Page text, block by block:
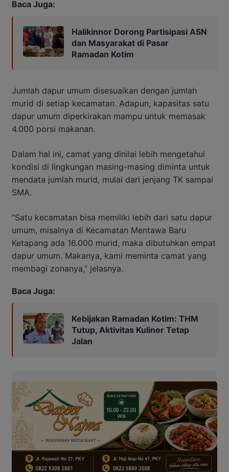
Baca Juga:
Halikinnor Dorong Partisipasi ASN
dan Masyarakat di Pasar
Ramadan Kotim
Jumlah dapur umum disesuaikan dengan jumlah
murid di setiap kecamatan. Adapun, kapasitas satu
dapur umum diperkirakan mampu untuk memasak
4.000 porsi makanan.
Dalam hal ini, camat yang dinilai lebih mengetahui
kondisi di lingkungan masing-masing diminta untuk
mendata jumlah murid, mulai dari jenjang TK sampai
SMA.
“Satu kecamatan bisa memiliki lebih dari satu dapur
umum, misalnya di Kecamatan Mentawa Baru
Ketapang ada 16.000 murid, maka dibutuhkan empat
dapur umum. Makanya, kami meminta camat yang
membagi zonanya,” jelasnya.
Baca Juga:
Kebijakan Ramadan Kotim: THM
Tutup, Aktivitas Kuliner Tetap
Jalan